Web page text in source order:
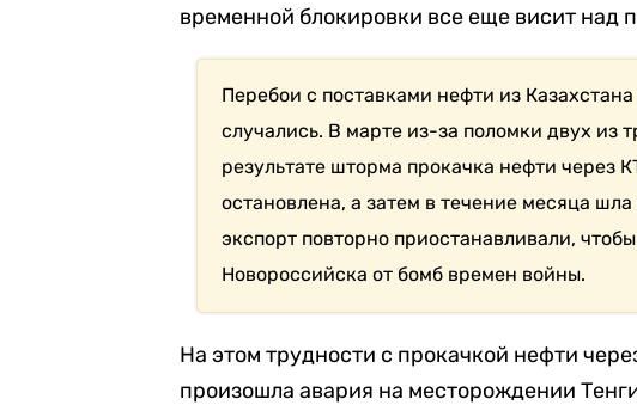
временной блокировки все еще висит над
Перебои с поставками нефти из
случались. В марте из-за поломки двух из
результате шторма прокачка нефти через
остановлена, а затем в течение месяца
экспорт повторно приостанавливали,
Новороссийска от бомб времен войны.
На этом трудности с прокачкой нефти
произошла авария на месторождении